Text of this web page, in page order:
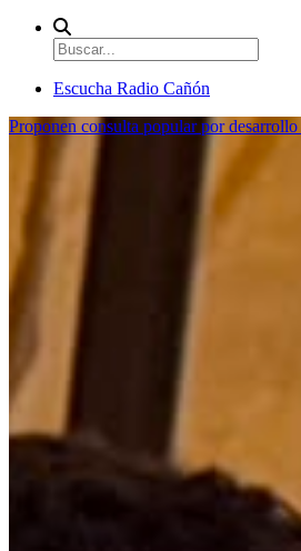
Escucha Radio Cañón
Proponen consulta popular por